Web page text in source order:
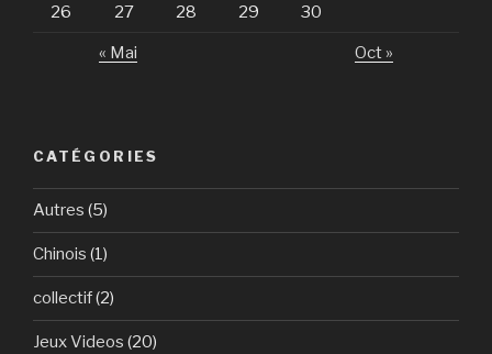
26 27 28 29 30
« Mai Oct »
CATÉGORIES
Autres (5)
Chinois (1)
collectif(2)
Jeux Videos (20)